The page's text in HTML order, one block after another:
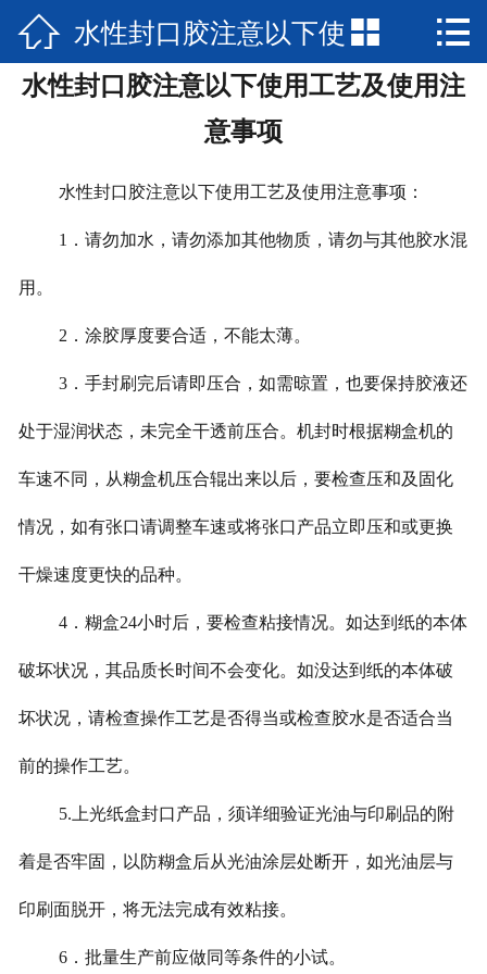
 网站首页
走进汉迪
新闻资讯
联系我们
 水性封口胶注意以下使
用工艺及使用注意事项
 
水性封口胶注意以下使用工艺及使用注
意事项
水性封口胶注意以下使用工艺及使用注意事项：
1．请勿加水，请勿添加其他物质，请勿与其他胶水混
用。
2．涂胶厚度要合适，不能太薄。
3．手封刷完后请即压合，如需晾置，也要保持胶液还
处于湿润状态，未完全干透前压合。机封时根据糊盒机的
车速不同，从糊盒机压合辊出来以后，要检查压和及固化
情况，如有张口请调整车速或将张口产品立即压和或更换
干燥速度更快的品种。
4．糊盒24小时后，要检查粘接情况。如达到纸的本体
破坏状况，其品质长时间不会变化。如没达到纸的本体破
坏状况，请检查操作工艺是否得当或检查胶水是否适合当
前的操作工艺。
5.上光纸盒封口产品，须详细验证光油与印刷品的附
着是否牢固，以防糊盒后从光油涂层处断开，如光油层与
印刷面脱开，将无法完成有效粘接。
6．批量生产前应做同等条件的小试。